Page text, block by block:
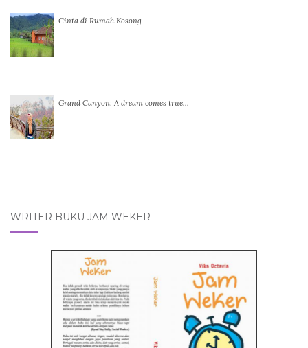
Cinta di Rumah Kosong
Grand Canyon: A dream comes true…
WRITER BUKU JAM WEKER